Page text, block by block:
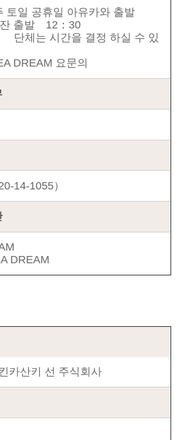
토일 공휴일 아유카와 출발
출발 12：30
체는 시간을 결정 하실 수 있
DREAM 요문의
14-1055）
DREAM
카산키 선 주식회사